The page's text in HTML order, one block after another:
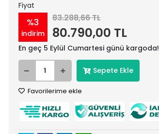
Fiyat
%3
indirim
83.288,66 TL
80.790,00 TL
En geç 5 Eylül Cumartesi günü kargoda!
Sepete Ekle
Favorilerime ekle